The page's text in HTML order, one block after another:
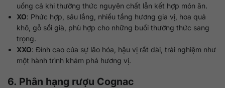
uống cả khi thưởng thức nguyên chất lẫn kết hợp món ăn.
XO: Phức hợp, sâu lắng, nhiều tầng hương gia vị, hoa quả
khô, gỗ sồi già, phù hợp cho những buổi thưởng thức sang
trọng.
XXO: Đỉnh cao của sự lão hóa, hậu vị rất dài, trải nghiệm như
một hành trình khám phá hương vị.
6. Phân hạng rượu Cognac